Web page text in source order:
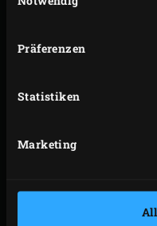
Präferenzen
Statistiken
Marketing
Kräutern und
Garen Sie das
von 53 °C erreicht
ungefähr 45 °C
grillen sie von
Maronenröhrlinge.
dicke Scheiben